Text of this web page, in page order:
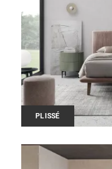
PLISSÉ